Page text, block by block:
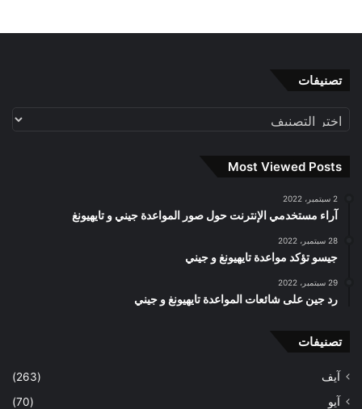
تصنيفات
تصنيفات
Most Viewed Posts
2 سبتمبر، 2022
آراء مستخدمي الإنترنت حول صور المواعدة جيني و تايهيونغ
28 سبتمبر، 2022
جيسو تؤكد مواعدة تايهيونغ و جيني
29 سبتمبر، 2022
رد جين على شائعات المواعدة تايهيونغ و جيني
تصنيفات
آيف
(263)
آيو
(70)